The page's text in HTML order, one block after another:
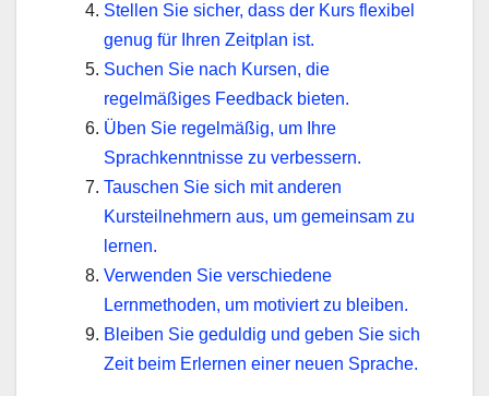
Stellen Sie sicher, dass der Kurs flexibel
genug für Ihren Zeitplan ist.
Suchen Sie nach Kursen, die
regelmäßiges Feedback bieten.
Üben Sie regelmäßig, um Ihre
Sprachkenntnisse zu verbessern.
Tauschen Sie sich mit anderen
Kursteilnehmern aus, um gemeinsam zu
lernen.
Verwenden Sie verschiedene
Lernmethoden, um motiviert zu bleiben.
Bleiben Sie geduldig und geben Sie sich
Zeit beim Erlernen einer neuen Sprache.